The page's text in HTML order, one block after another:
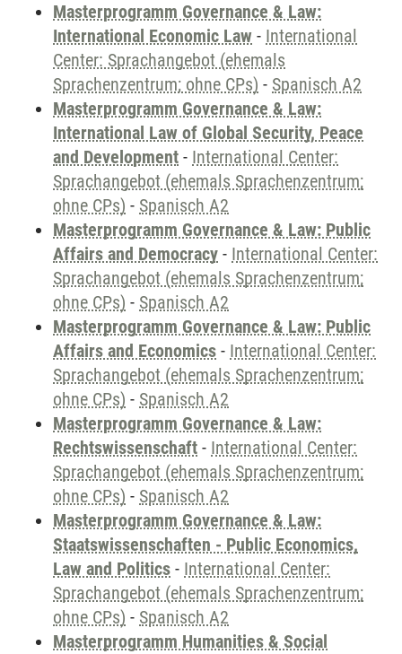
Masterprogramm Governance & Law:
International Economic Law - International
Center: Sprachangebot (ehemals
Sprachenzentrum; ohne CPs) - Spanisch A2
Masterprogramm Governance & Law:
International Law of Global Security, Peace
and Development - International Center:
Sprachangebot (ehemals Sprachenzentrum;
ohne CPs) - Spanisch A2
Masterprogramm Governance & Law: Public
Affairs and Democracy - International Center:
Sprachangebot (ehemals Sprachenzentrum;
ohne CPs) - Spanisch A2
Masterprogramm Governance & Law: Public
Affairs and Economics - International Center:
Sprachangebot (ehemals Sprachenzentrum;
ohne CPs) - Spanisch A2
Masterprogramm Governance & Law:
Rechtswissenschaft - International Center:
Sprachangebot (ehemals Sprachenzentrum;
ohne CPs) - Spanisch A2
Masterprogramm Governance & Law:
Staatswissenschaften - Public Economics,
Law and Politics - International Center:
Sprachangebot (ehemals Sprachenzentrum;
ohne CPs) - Spanisch A2
Masterprogramm Humanities & Social